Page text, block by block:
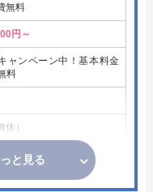
無料
円～
ャンペーン中！基本料金
料
）
と見る